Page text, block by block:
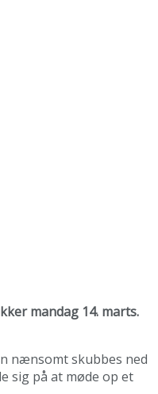
mandag 14. marts.
nænsomt skubbes ned
sig på at møde op et